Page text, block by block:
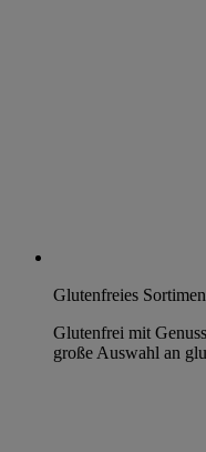
Glutenfreies
Glutenfrei mit
große Auswahl an